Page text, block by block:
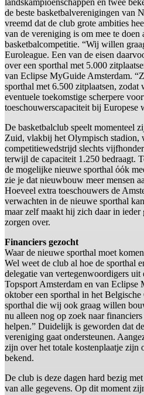
landskampioenschappen en twee
de beste basketbalverenigingen van
vreemd dat de club grote ambities
van de vereniging is om mee te doen
basketbalcompetitie. “Wij willen
Euroleague. Een van de eisen
over een sporthal met 5.000
van Eclipse MyGuide Amsterdam.
sporthal met 6.500 zitplaatsen, zodat
eventuele toekomstige scherpere
toeschouwerscapaciteit bij Europese
De basketbalclub speelt momenteel
Zuid, vlakbij het Olympisch stadion,
competitiewedstrijd slechts
terwijl de capaciteit 1.250 bedraagt.
de mogelijke nieuwe sporthal όόk
zie je dat nieuwbouw meer mensen
Hoeveel extra toeschouwers de
verwachten in de nieuwe sporthal
maar zelf maakt hij zich daar in
zorgen over.
Financiers gezocht
Waar de nieuwe sporthal moet
Wel weet de club al hoe de sporthal
delegatie van vertegenwoordigers uit
Topsport Amsterdam en van Eclipse
oktober een sporthal in het
sporthal die wij ook graag willen
nu alleen nog op zoek naar
helpen.” Duidelijk is geworden dat
vereniging gaat ondersteunen.
zijn over het totale kostenplaatje zijn
bekend.
De club is deze dagen hard bezig
van alle gegevens. Op dit moment